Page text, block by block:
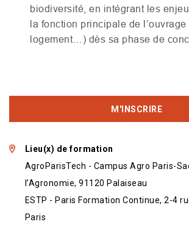
biodiversité, en intégrant les
la fonction principale de l’ouvrage
logement…) dès sa phase de
M'INSCRIRE
Lieu(x) de formation
AgroParisTech - Campus Agro Paris-
l’Agronomie, 91120 Palaiseau
ESTP - Paris Formation Continue, 2-4
Paris